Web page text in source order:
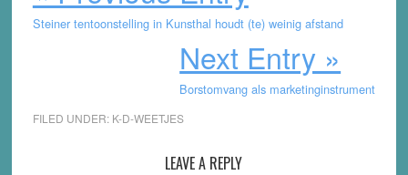
Steiner tentoonstelling in Kunsthal houdt (te) weinig afstand
Next Entry »
Borstomvang als marketinginstrument
FILED UNDER: K-D-WEETJES
LEAVE A REPLY